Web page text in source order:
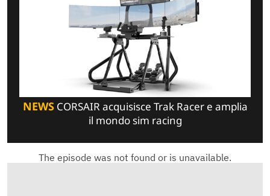
NEWSCORSAIR acquisisce Trak Racer e amplia
il mondo sim racing